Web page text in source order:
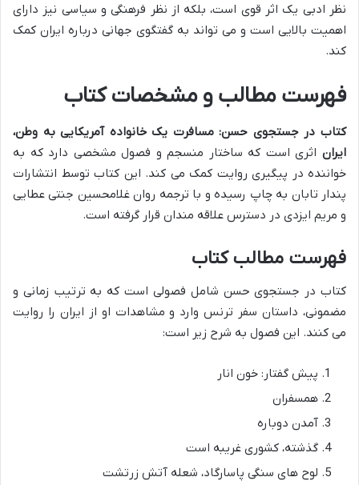
نظر ادبی یک اثر قوی است، بلکه از نظر فرهنگی و سیاسی نیز دارای
اهمیت بالایی است و می تواند به گفتگوی جهانی درباره ایران کمک
کند.
فهرست مطالب و مشخصات کتاب
کتاب در جستجوی حسن: مسافرت یک خانواده آمریکایی به وطن،
ایران اثری است که ساختار منسجم و فصول مشخصی دارد که به
خواننده در پیگیری روایت کمک می کند. این کتاب توسط انتشارات
پندار تابان به چاپ رسیده و با ترجمه روان غلامحسین جنتی عطایی
و مریم ایزدی در دسترس علاقه مندان قرار گرفته است.
فهرست مطالب کتاب
کتاب در جستجوی حسن شامل فصولی است که به ترتیب زمانی و
مضمونی، داستان سفر ترنس وارد و مشاهدات او از ایران را روایت
می کنند. این فصول به شرح زیر است:
پیش گفتار: خون انار
همسفران
آمدن دوباره
گذشته، کشوری غریبه است
لوح های سنگی پاسارگاد، شعله آتش زرتشت